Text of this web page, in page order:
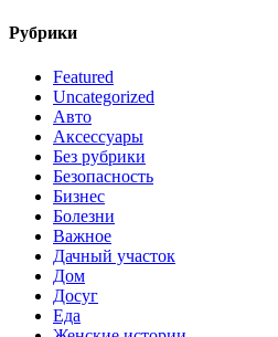
Рубрики
Featured
Uncategorized
Авто
Аксессуары
Без рубрики
Безопасность
Бизнес
Болезни
Важное
Дачный участок
Дом
Досуг
Еда